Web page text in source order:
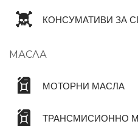
КОНСУМАТИВИ ЗА
МАСЛА
МОТОРНИ МАСЛА
ТРАНСМИСИОННО